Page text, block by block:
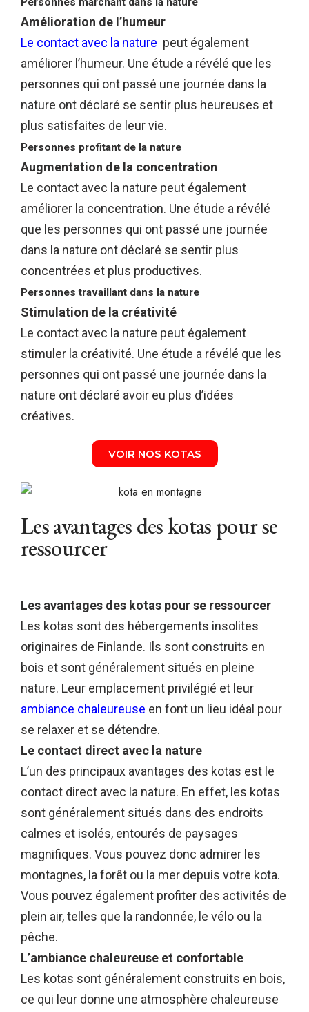
Amélioration de l’humeur
Le contact avec la nature peut également
améliorer l’humeur. Une étude a révélé que les
personnes qui ont passé une journée dans la
nature ont déclaré se sentir plus heureuses et
plus satisfaites de leur vie.
Personnes profitant de la nature
Augmentation de la concentration
Le contact avec la nature peut également
améliorer la concentration. Une étude a révélé
que les personnes qui ont passé une journée
dans la nature ont déclaré se sentir plus
concentrées et plus productives.
Personnes travaillant dans la nature
Stimulation de la créativité
Le contact avec la nature peut également
stimuler la créativité. Une étude a révélé que les
personnes qui ont passé une journée dans la
nature ont déclaré avoir eu plus d’idées
créatives.
VOIR NOS KOTAS
Les avantages des kotas pour se
ressourcer
Les avantages des kotas pour se ressourcer
Les kotas sont des hébergements insolites
originaires de Finlande. Ils sont construits en
bois et sont généralement situés en pleine
nature. Leur emplacement privilégié et leur
ambiance chaleureuse en font un lieu idéal pour
se relaxer et se détendre.
Le contact direct avec la nature
L’un des principaux avantages des kotas est le
contact direct avec la nature. En effet, les kotas
sont généralement situés dans des endroits
calmes et isolés, entourés de paysages
magnifiques. Vous pouvez donc admirer les
montagnes, la forêt ou la mer depuis votre kota.
Vous pouvez également profiter des activités de
plein air, telles que la randonnée, le vélo ou la
pêche.
L’ambiance chaleureuse et confortable
Les kotas sont généralement construits en bois,
ce qui leur donne une atmosphère chaleureuse